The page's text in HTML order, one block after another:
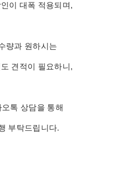
이 대폭 적용되며,
량과 원하시는
견적이 필요하니,
톡 상담을 통해
부탁드립니다.